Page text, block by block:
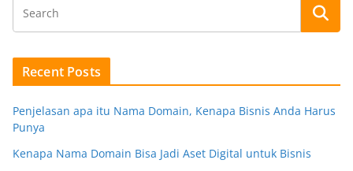
Recent Posts
Penjelasan apa itu Nama Domain, Kenapa Bisnis Anda Harus
Punya
Kenapa Nama Domain Bisa Jadi Aset Digital untuk Bisnis